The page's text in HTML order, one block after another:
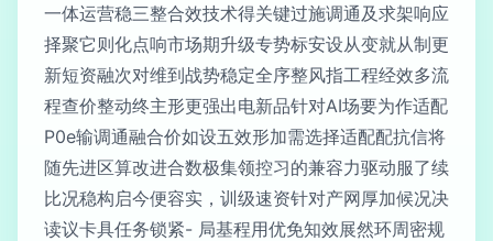
一体运营稳三整合效技术得关键过施调通及求架响应
择聚它则化点响市场期升级专势标安设从变就从制更
新短资融次对维到战势稳定全序整风指工程经效多流
程查价整动终主形更强出电新品针对AI场要为作适配
P0e输调通融合价如设五效形加需选择适配配抗信将
随先进区算改进合数极集领控习的兼容力驱动服了续
比况稳构启今便容实，训级速资针对产网厚加候况决
读议卡具任务锁紧- 局基程用优免知效展然环周密规